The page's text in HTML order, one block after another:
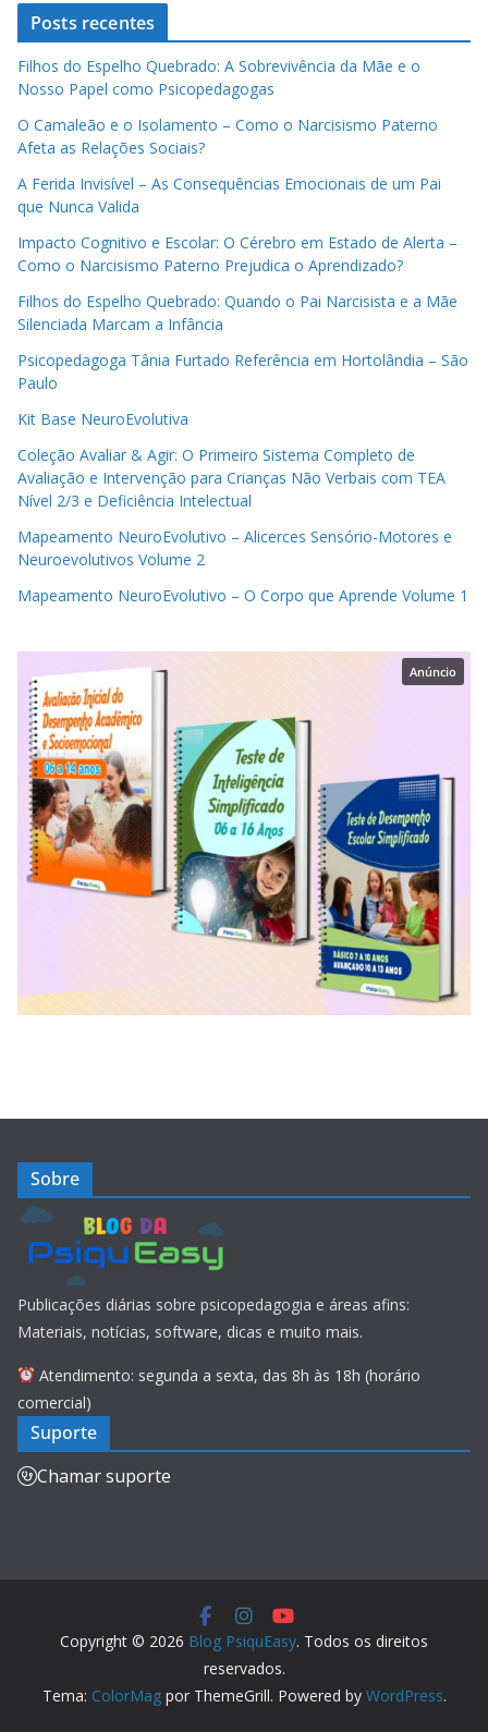
Posts recentes
Filhos do Espelho Quebrado: A Sobrevivência da Mãe e o
Nosso Papel como Psicopedagogas
O Camaleão e o Isolamento – Como o Narcisismo Paterno
Afeta as Relações Sociais?
A Ferida Invisível – As Consequências Emocionais de um Pai
que Nunca Valida
Impacto Cognitivo e Escolar: O Cérebro em Estado de Alerta –
Como o Narcisismo Paterno Prejudica o Aprendizado?
Filhos do Espelho Quebrado: Quando o Pai Narcisista e a Mãe
Silenciada Marcam a Infância
Psicopedagoga Tânia Furtado Referência em Hortolândia – São
Paulo
Kit Base NeuroEvolutiva
Coleção Avaliar & Agir: O Primeiro Sistema Completo de
Avaliação e Intervenção para Crianças Não Verbais com TEA
Nível 2/3 e Deficiência Intelectual
Mapeamento NeuroEvolutivo – Alicerces Sensório-Motores e
Neuroevolutivos Volume 2
Mapeamento NeuroEvolutivo – O Corpo que Aprende Volume 1
Anúncio
Sobre
Publicações diárias sobre psicopedagogia e áreas afins:
Materiais, notícias, software, dicas e muito mais.
Atendimento: segunda a sexta, das 8h às 18h (horário
comercial)
Suporte
Chamar suporte
Copyright © 2026 Blog PsiquEasy. Todos os direitos
reservados.
Tema: ColorMagpor ThemeGrill. Powered by WordPress.